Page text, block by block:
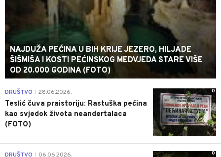
NAJDUŽA PEĆINA U BIH KRIJE JEZERO, HILJADE
ŠIŠMIŠA I KOSTI PEĆINSKOG MEDVJEDA STARE VIŠE
OD 20.000 GODINA (FOTO)
0
DRUŠTVO 28.06.2026.
Teslić čuva praistoriju: Rastuška pećina
kao svjedok života neandertalaca
(FOTO)
0
DRUŠTVO 06.06.2026.